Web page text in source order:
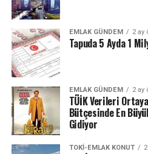
EMLAK GÜNDEM 2 ay
Tapuda 5 Ayda 1
EMLAK GÜNDEM 2 ay
TÜİK Verileri
Bütçesinde En
Gidiyor
TOKI-EMLAK KONUT